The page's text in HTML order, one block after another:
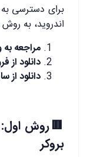
برای دسترسی به
اندروید، به
مراجعه به
دانلود از
دانلود از
بروکر